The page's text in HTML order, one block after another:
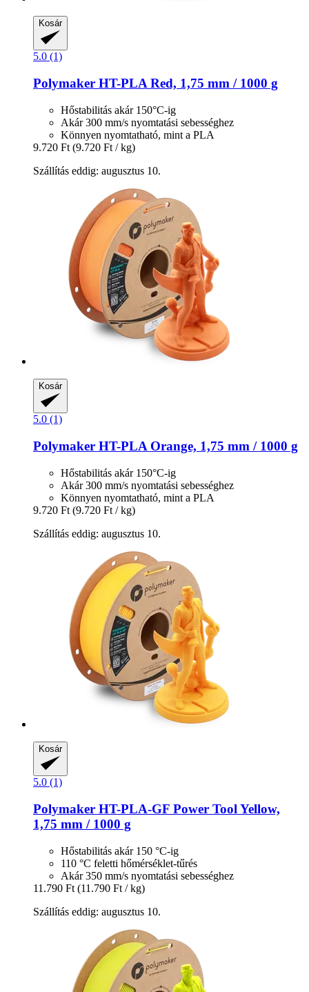
Kosár
5.0 (1)
Polymaker HT-​PLA Red, 1,75 mm / 1000 g
Hőstabilitás akár 150°C-ig
Akár 300 mm/s nyomtatási sebességhez
Könnyen nyomtatható, mint a PLA
9.720 Ft (9.720 Ft / kg)
Szállítás eddig: augusztus 10.
Kosár
5.0 (1)
Polymaker HT-​PLA Orange, 1,75 mm / 1000 g
Hőstabilitás akár 150°C-ig
Akár 300 mm/s nyomtatási sebességhez
Könnyen nyomtatható, mint a PLA
9.720 Ft (9.720 Ft / kg)
Szállítás eddig: augusztus 10.
Kosár
5.0 (1)
Polymaker HT-​PLA-​GF Power Tool Yellow,
1,75 mm / 1000 g
Hőstabilitás akár 150 °C-ig
110 °C feletti hőmérséklet-tűrés
Akár 350 mm/s nyomtatási sebességhez
11.790 Ft (11.790 Ft / kg)
Szállítás eddig: augusztus 10.